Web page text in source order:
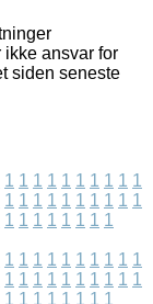
ansvar for
siden seneste
1 1 1 1 1 1 1 1 1 1
1 1 1 1 1 1 1 1 1 1
1 1 1 1 1 1 1 1
1 1 1 1 1 1 1 1 1 1
1 1 1 1 1 1 1 1 1 1
1 1 1 1 1 1 1 1